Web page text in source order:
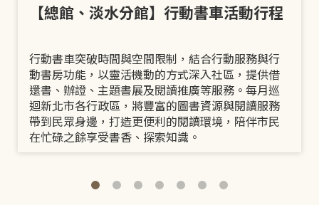
【總館、淡水分館】行動書車活動行程
行動書車突破時間與空間限制，結合行動服務與行
動書房功能，以靈活機動的方式深入社區，提供借
還書、辦證、主題書展及閱讀推廣等服務。每月巡
迴新北市各行政區，將豐富的圖書資源與閱讀服務
帶到民眾身邊，打造更便利的閱讀環境，陪伴市民
在忙碌之餘享受書香、探索知識。